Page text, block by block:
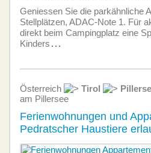
Geniessen Sie die parkähnliche
Stellplätzen, ADAC-Note 1. Für
direkt beim Campingplatz eine
Kinders ...
Österreich Tirol
am Pillersee
Ferienwohnungen und
Pedratscher Haustiere